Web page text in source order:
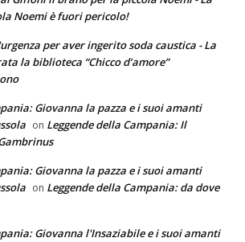
Noemi è fuori pericolo!
per aver ingerito soda caustica - La
la biblioteca “Chicco d’amore”
Giovanna la pazza e i suoi amanti
on Leggende della Campania: Il
Giovanna la pazza e i suoi amanti
on Leggende della Campania: da dove
Giovanna l'Insaziabile e i suoi amanti